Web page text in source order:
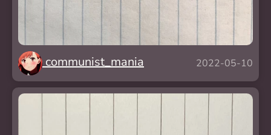
communist_mania 2022-05-10